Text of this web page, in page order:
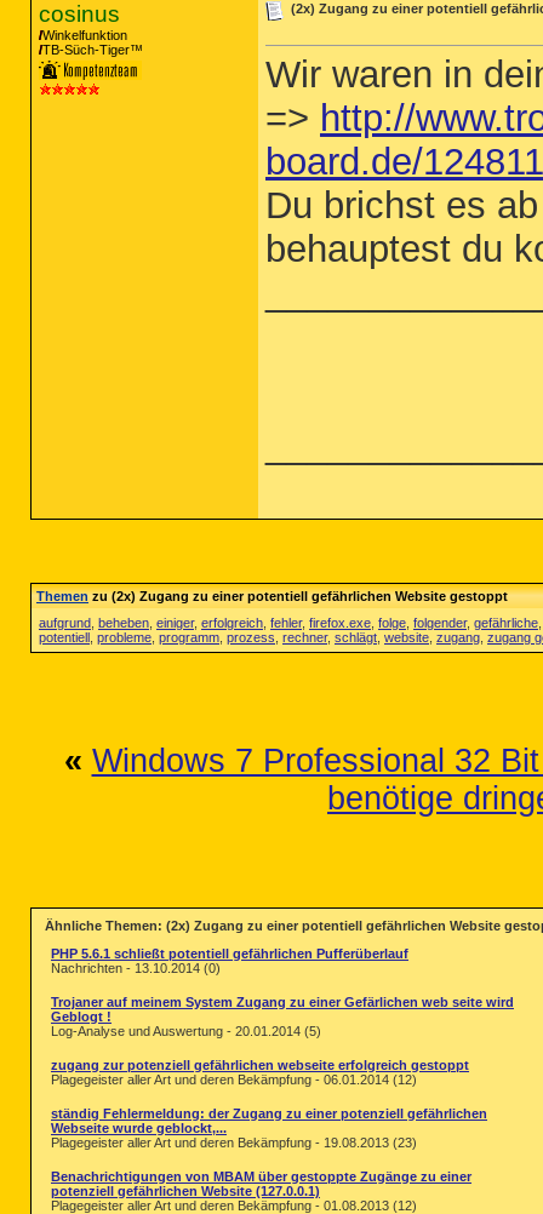
cosinus
Winkelfunktion
TB-Süch-Tiger™
(2x) Zugang zu einer potentiell
Wir waren in
=> http://
board.de/
Du brichst es
behauptest du
Themenzu (2x) Zugang zu einer potentiell gefährlichen Website gestoppt
aufgrund beheben einiger, erfolgreich fehler, firefox.exe folge folgender, gefährliche
potentiell probleme programm prozess rechner, schlägt website zugang zugang
« Windows 7 Professional 32
benötige
Ähnliche Themen: (2x) Zugang zu einer potentiell gefährlichen Website
PHP 5.6.1 schließt potentiell gefährlichen Pufferüberlauf
Nachrichten - 13.10.2014 (0)
Trojaner auf meinem System Zugang zu einer Gefärlichen web seite wird
Geblogt !
Log-Analyse und Auswertung - 20.01.2014 (5)
zugang zur potenziell gefährlichen webseite erfolgreich gestoppt
Plagegeister aller Art und deren Bekämpfung - 06.01.2014 (12)
ständig Fehlermeldung: der Zugang zu einer potenziell gefährlichen
Webseite wurde geblockt,...
Plagegeister aller Art und deren Bekämpfung - 19.08.2013 (23)
Benachrichtigungen von MBAM über gestoppte Zugänge zu einer
potenziell gefährlichen Website (127.0.0.1)
Plagegeister aller Art und deren Bekämpfung - 01.08.2013 (12)